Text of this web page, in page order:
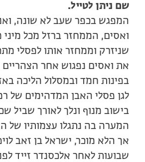
שם ניתן לטייל.
המפגש בכפר שעב לא שונה,
ואסים, הממחזר ברזל מכל מיני
שניזרק וממחזר אותו לפסלי
את ואסים נפגוש אחר הצהריים
בפינות חמד ובמסלול הליכה
לגן פסלי האבן המדהימים של
בישוב מנוף ונלך לאורך שביל
המערה בה נתגלו עצמותיו של
אך הלא מוכר, ישראל בן זאב
שבועות לאחר אלכסנדר זייד